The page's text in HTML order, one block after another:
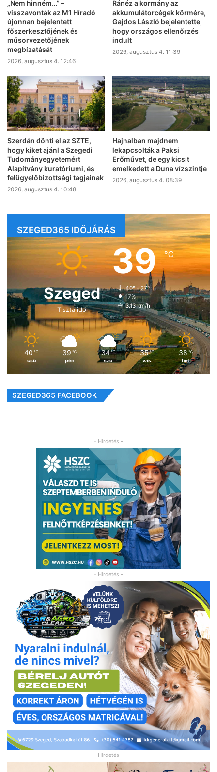
„Nem hinném…” –
visszavonták az M1 Híradó
újonnan bejelentett
főszerkesztőjének és
műsorvezetőjének
megbízatását
2026, augusztus 4. 12:46
Ránéz a kormány az
akkumulátorcégek körmére,
Gajdos László bejelentette,
hogy országos ellenőrzés
indult
2026, augusztus 4. 11:39
Szerdán dönti el az SZTE,
hogy kiket ajánl a Szegedi
Tudományegyetemért
Alapítvány kuratóriumi, és
felügyelőbizottsági tagjainak
2026, augusztus 4. 10:48
Hajnalban majdnem
lekapcsolták a Paksi
Erőművet, de egy kicsit
emelkedett a Duna vízszintje
2026, augusztus 4. 08:39
SZEGED365 IDŐJÁRÁS
Szeged
Tiszta idő
39℃
40º - 27º
17%
3.13 km/h
40 ℃
csü
39 ℃
pén
34 ℃
szo
35 ℃
vas
38 ℃
hét
SZEGED365 FACEBOOK
- Hirdetés -
- Hirdetés -
- Hirdetés -